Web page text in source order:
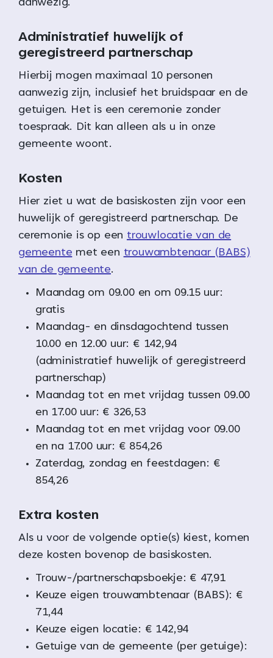
aanwezig.
Administratief huwelijk of
geregistreerd partnerschap
Hierbij mogen maximaal 10 personen
aanwezig zijn, inclusief het bruidspaar en de
getuigen. Het is een ceremonie zonder
toespraak. Dit kan alleen als u in onze
gemeente woont.
Kosten
Hier ziet u wat de basiskosten zijn voor een
huwelijk of geregistreerd partnerschap. De
ceremonie is op een trouwlocatie van de
gemeente met een trouwambtenaar (BABS)
van de gemeente.
Maandag om 09.00 en om 09.15 uur:
gratis
Maandag- en dinsdagochtend tussen
10.00 en 12.00 uur: € 142,94
(administratief huwelijk of geregistreerd
partnerschap)
Maandag tot en met vrijdag tussen 09.00
en 17.00 uur: € 326,53
Maandag tot en met vrijdag voor 09.00
en na 17.00 uur: € 854,26
Zaterdag, zondag en feestdagen: €
854,26
Extra kosten
Als u voor de volgende optie(s) kiest, komen
deze kosten bovenop de basiskosten.
Trouw-/partnerschapsboekje: € 47,91
Keuze eigen trouwambtenaar (BABS): €
71,44
Keuze eigen locatie: € 142,94
Getuige van de gemeente (per getuige):